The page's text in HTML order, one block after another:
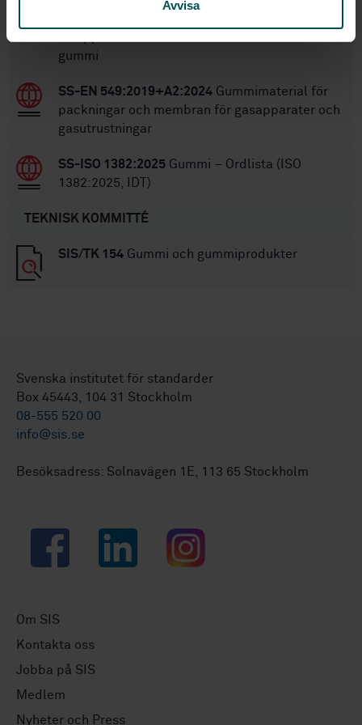
Avvisa
gummi
SS-EN 549:2019+A2:2024 Gummimaterial för
packningar och membran för gasapparater och
gasutrustningar
SS-ISO 1382:2025 Gummi – Ordlista (ISO
1382:2025, IDT)
TEKNISK KOMMITTÉ
SIS/TK 154 Gummi och gummiprodukter
Svenska institutet för standarder
Box 45443, 104 31 Stockholm
08-555 520 00
info@sis.se
Besöksadress: Solnavägen 1E, 113 65 Stockholm
Facebook LinkedIn Instagram
Om SIS
Kontakta oss
Jobba på SIS
Medlem
Nyheter och Press